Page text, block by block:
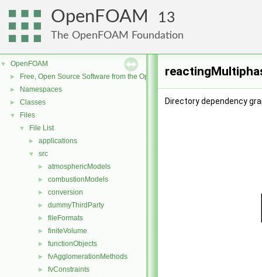
OpenFOAM 13
The OpenFOAM Foundation
▼ OpenFOAM
► Free, Open Source Software from the OpenFOAM Foundation
► Namespaces
► Classes
▼ Files
▼ File List
► applications
▼ src
► atmosphericModels
► combustionModels
► conversion
► dummyThirdParty
► fileFormats
► finiteVolume
► functionObjects
► fvAgglomerationMethods
► fvConstraints
Directory dependency